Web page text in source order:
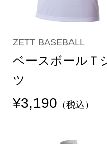
ZETT BASEBALL
ベースボールＴ
ツ
¥3,190 （税込）